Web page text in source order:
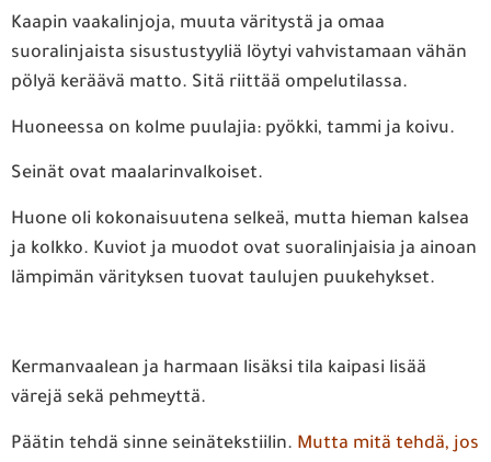
Kaapin vaakalinjoja, muuta väritystä ja omaa
suoralinjaista sisustustyyliä löytyi vahvistamaan vähän
pölyä keräävä matto. Sitä riittää ompelutilassa.
Huoneessa on kolme puulajia: pyökki, tammi ja koivu.
Seinät ovat maalarinvalkoiset.
Huone oli kokonaisuutena selkeä, mutta hieman kalsea
ja kolkko. Kuviot ja muodot ovat suoralinjaisia ja ainoan
lämpimän värityksen tuovat taulujen puukehykset.
Kermanvaalean ja harmaan lisäksi tila kaipasi lisää
värejä sekä pehmeyttä.
Päätin tehdä sinne seinätekstiilin. Mutta mitä tehdä, jos